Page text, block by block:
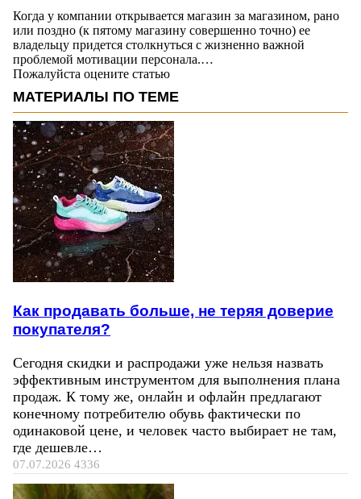
Когда у компании открывается магазин за магазином, рано
или поздно (к пятому магазину совершенно точно) ее
владельцу придется столкнуться с жизненно важной
проблемой мотивации персонала.…
Пожалуйста оцените статью
МАТЕРИАЛЫ ПО ТЕМЕ
Как продавать больше, не теряя доверие
покупателя?
Сегодня скидки и распродажи уже нельзя назвать
эффективным инструментом для выполнения плана
продаж. К тому же, онлайн и офлайн предлагают
конечному потребителю обувь фактически по
одинаковой цене, и человек часто выбирает не там,
где дешевле…
07.07.2026 4336